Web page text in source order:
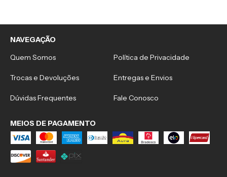
NAVEGAÇÃO
Quem Somos
Política de Privacidade
Trocas e Devoluções Entregas e Envios
Dúvidas Frequentes Fale Conosco
MEIOS DE PAGAMENTO